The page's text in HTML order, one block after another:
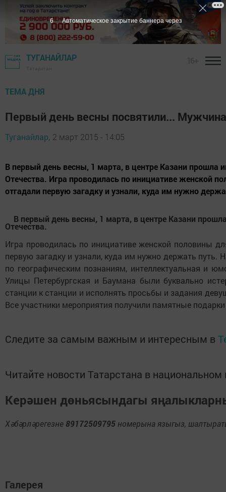
ТУГАНАЙЛАР
ТЕМА ДНЯ
Первый день весны посвятили...
Туганайлар, 2 март 2015 - 14:05
В первый день весны, 1 марта, в центре Казани прошла
Отечества. Игра проводилась по инициативе женской
отгадали первую загадку и узнали, куда им нужно
В первый день весны, 1 марта, в центре Казани прош
Отечества.
Игра проводилась по инициативеженской половины
первую загадку и узнали, куда им нужно держать путь.
по географическим познаниям, интеллектуальная и
Улицы Петербургская и Баумана были буквально
станции к станции и исполнять просьбы и задания
Все участники мероприятия получили памятные
Следите за самым важным и интересным в
Читайте новости Татарстана в
Керәшен дөньясындагы
Хәбәрләрегезне 89172509795 номерына языгыз,
Галерея
6 Автоматическое закрытие баннера через